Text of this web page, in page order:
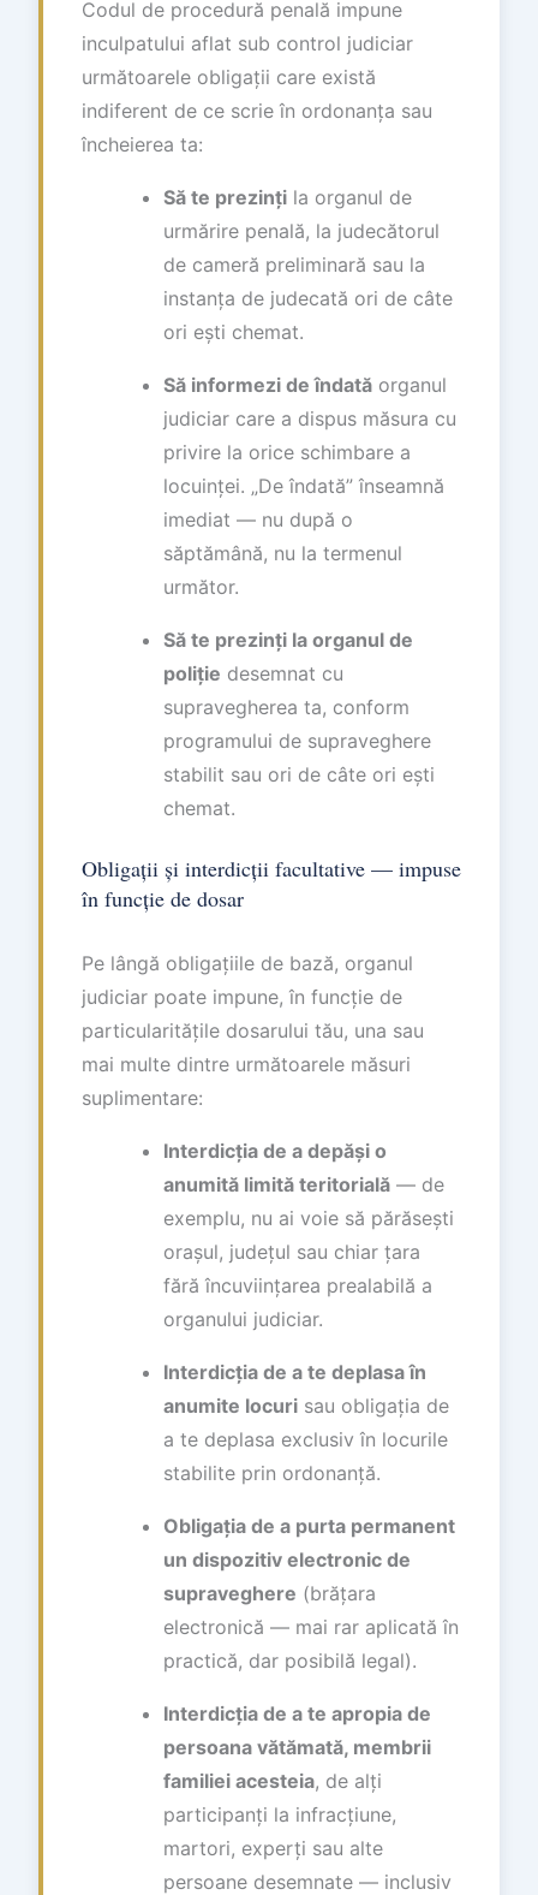
Codul de procedură penală impune
inculpatului aflat sub control judiciar
următoarele obligații care există
indiferent de ce scrie în ordonanța sau
încheierea ta:
Să te prezinți la organul de
urmărire penală, la judecătorul
de cameră preliminară sau la
instanța de judecată ori de câte
ori ești chemat.
Să informezi de îndată organul
judiciar care a dispus măsura cu
privire la orice schimbare a
locuinței. „De îndată” înseamnă
imediat — nu după o
săptămână, nu la termenul
următor.
Să te prezinți la organul de
poliție desemnat cu
supravegherea ta, conform
programului de supraveghere
stabilit sau ori de câte ori ești
chemat.
Obligații și interdicții facultative — impuse
în funcție de dosar
Pe lângă obligațiile de bază, organul
judiciar poate impune, în funcție de
particularitățile dosarului tău, una sau
mai multe dintre următoarele măsuri
suplimentare:
Interdicția de a depăși o
anumită limită teritorială — de
exemplu, nu ai voie să părăsești
orașul, județul sau chiar țara
fără încuviințarea prealabilă a
organului judiciar.
Interdicția de a te deplasa în
anumite locuri sau obligația de
a te deplasa exclusiv în locurile
stabilite prin ordonanță.
Obligația de a purta permanent
un dispozitiv electronic de
supraveghere (brățara
electronică — mai rar aplicată în
practică, dar posibilă legal).
Interdicția de a te apropia de
persoana vătămată, membrii
familiei acesteia, de alți
participanți la infracțiune,
martori, experți sau alte
persoane desemnate — inclusiv